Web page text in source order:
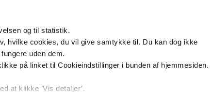
og til statistik.
hvilke cookies, du vil give samtykke til. Du kan dog ikke
uden dem.
på linket til Cookieindstillinger i bunden af hjemmesiden.
at klikke ’Vis detaljer’.
Klima og miljø